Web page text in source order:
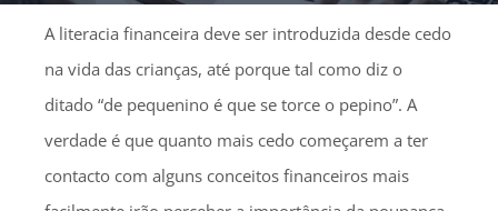
A literacia financeira deve ser introduzida desde cedo
na vida das crianças, até porque tal como diz o
ditado “de pequenino é que se torce o pepino”. A
verdade é que quanto mais cedo começarem a ter
contacto com alguns conceitos financeiros mais